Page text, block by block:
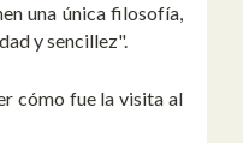
una única filosofía,
y sencillez".
cómo fue la visita al